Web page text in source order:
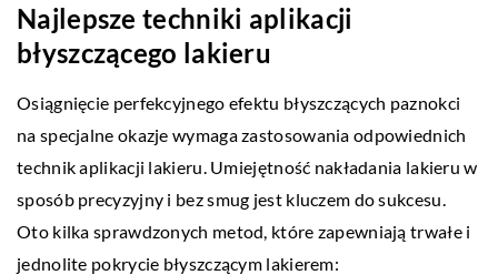
Najlepsze techniki aplikacji
błyszczącego lakieru
Osiągnięcie perfekcyjnego efektu błyszczących paznokci
na specjalne okazje wymaga zastosowania odpowiednich
technik aplikacji lakieru. Umiejętność nakładania lakieru w
sposób precyzyjny i bez smug jest kluczem do sukcesu.
Oto kilka sprawdzonych metod, które zapewniają trwałe i
jednolite pokrycie błyszczącym lakierem: